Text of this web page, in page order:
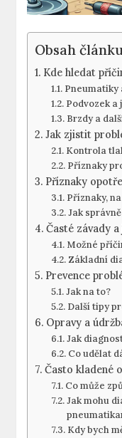
Obsah
Kde hledat
Pneumatiky
Podvozek a
Brzdy a
Jak zjistit
Kontrola
Příznaky
Příznaky
Příznaky,
Jak
Časté závady
Možné
Základní
Prevence
Jak na to?
Další tipy
Opravy a
Jak
Co udělat
Často kladené
Co může
Jak mohu
Kdy bych